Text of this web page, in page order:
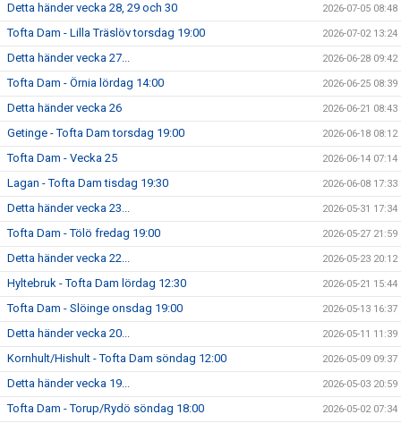
Detta händer vecka 28, 29 och 30 2026-07-05 08:48
Tofta Dam - Lilla Träslöv torsdag 19:00 2026-07-02 13:24
Detta händer vecka 27... 2026-06-28 09:42
Tofta Dam - Örnia lördag 14:00 2026-06-25 08:39
Detta händer vecka 26 2026-06-21 08:43
Getinge - Tofta Dam torsdag 19:00 2026-06-18 08:12
Tofta Dam - Vecka 25 2026-06-14 07:14
Lagan - Tofta Dam tisdag 19:30 2026-06-08 17:33
Detta händer vecka 23... 2026-05-31 17:34
Tofta Dam - Tölö fredag 19:00 2026-05-27 21:59
Detta händer vecka 22... 2026-05-23 20:12
Hyltebruk - Tofta Dam lördag 12:30 2026-05-21 15:44
Tofta Dam - Slöinge onsdag 19:00 2026-05-13 16:37
Detta händer vecka 20... 2026-05-11 11:39
Kornhult/Hishult - Tofta Dam söndag 12:00 2026-05-09 09:37
Detta händer vecka 19... 2026-05-03 20:59
Tofta Dam - Torup/Rydö söndag 18:00 2026-05-02 07:34